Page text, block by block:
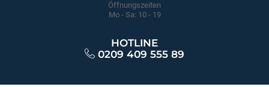
Öffnungszeiten
Mo - Sa: 10 - 19
HOTLINE
0209 409 555 89